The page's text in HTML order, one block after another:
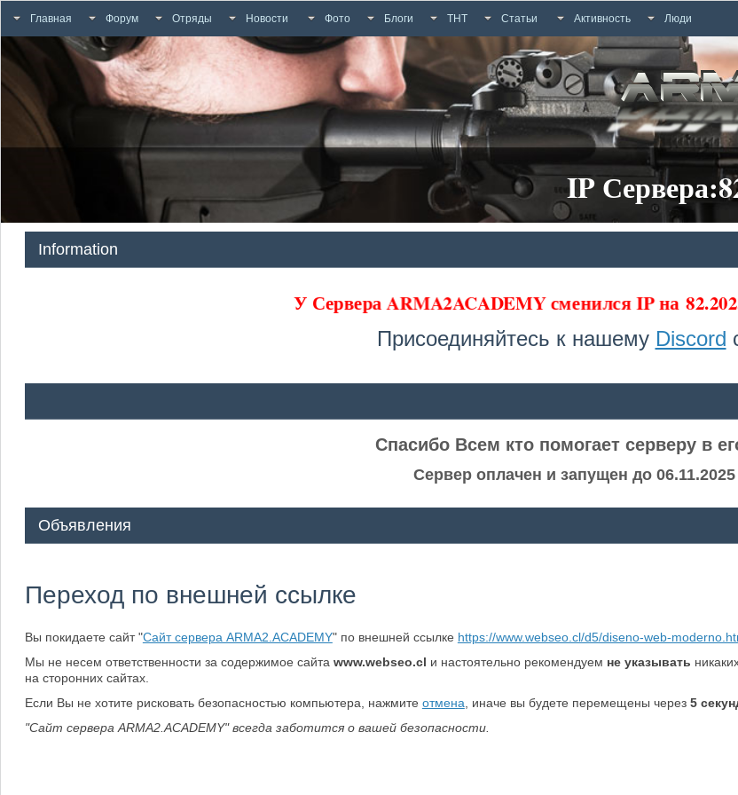
Главная Форум Отряды Новости Фото Блоги ТНТ Статьи Активность Люди
IP
Information
У Сервера ARMA2ACADEMY сменился IP на
Присоединяйтесь к нашему Discord
Спасибо Всем кто помогает серверу в
Сервер оплачен и запущен до 06.11.2025
Объявления
Переход по внешней ссылке
Вы покидаете сайт "Сайт сервера ARMA2.ACADEMY" по внешней ссылке https://www.webseo.cl/d5/diseno-web-
Мы не несем ответственности за содержимое сайта www.webseo.cl и настоятельно рекомендуем не указывать
на сторонних сайтах.
Если Вы не хотите рисковать безопасностью компьютера, нажмите отмена , иначе вы будете перемещены через 5
"Сайт сервера ARMA2.ACADEMY" всегда заботится о вашей безопасности.